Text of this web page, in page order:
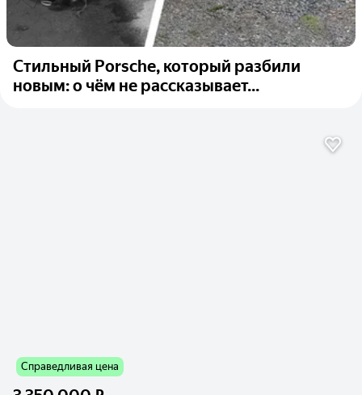
Стильный Porsche, который разбили
новым: о чём не рассказывает...
Справедливая цена